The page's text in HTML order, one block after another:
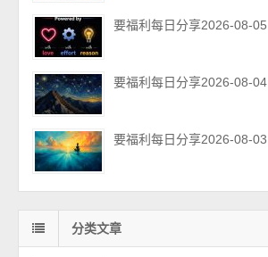
要福利每日分享2026-08-05
要福利每日分享2026-08-04
要福利每日分享2026-08-03
分类文章